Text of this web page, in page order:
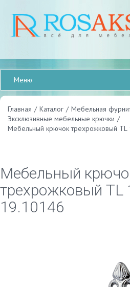
Меню
Главная / Каталог / Мебельная
Эксклюзивные мебельные крючки /
Мебельный крючок трехрожковый
Мебельный
трехрожковый TL
19.10146